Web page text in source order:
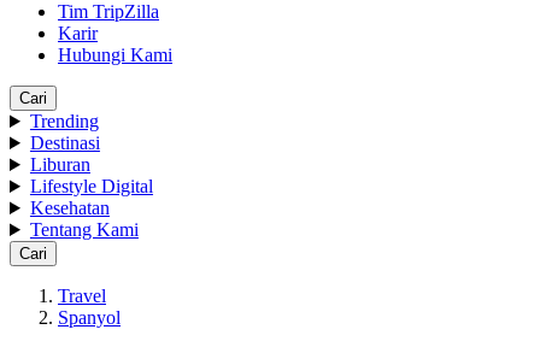
Tim TripZilla
Karir
Hubungi Kami
Cari
Trending
Destinasi
Liburan
Lifestyle Digital
Kesehatan
Tentang Kami
Cari
Travel
Spanyol